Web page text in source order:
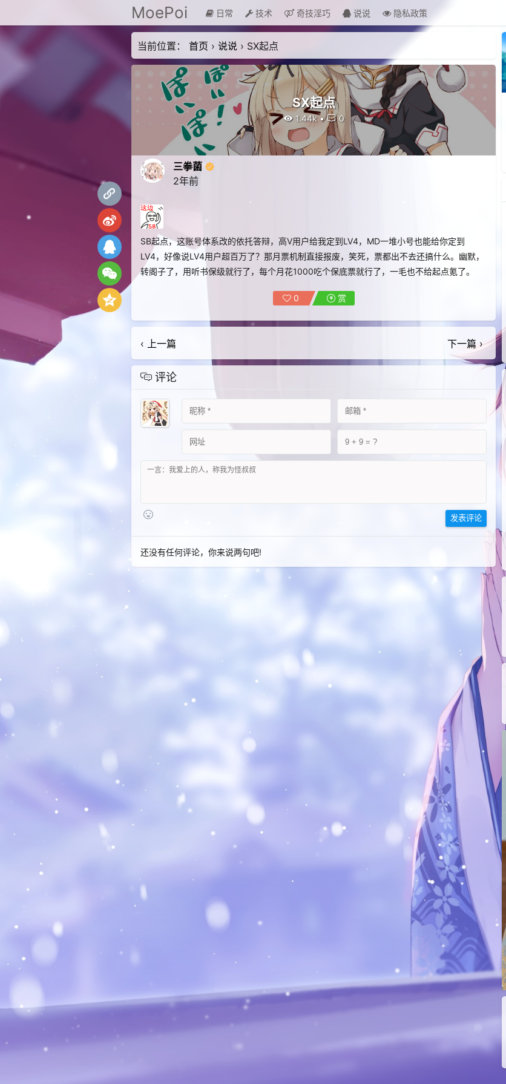
MoePoi 日常 技术 奇技淫巧 说说 隐私政策
当前位置： 首页 › 说说 › SX起点
SX起点
1.44k• 0
三拳菌
2年前
SB起点，这账号体系改的依托答辩，高V用户给我定到LV4，MD一堆小号也能给你定到
LV4，好像说LV4用户超百万了？那月票机制直接报废，笑死，票都出不去还搞什么。幽默，
转阁子了，用听书保级就行了，每个月花1000吃个保底票就行了，一毛也不给起点氪了。
0 赏
‹ 上一篇 下一篇 ›
评论
发表评论
还没有任何评论，你来说两句吧!